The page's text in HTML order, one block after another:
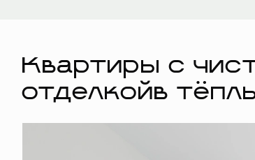
Квартиры с
отделкойв